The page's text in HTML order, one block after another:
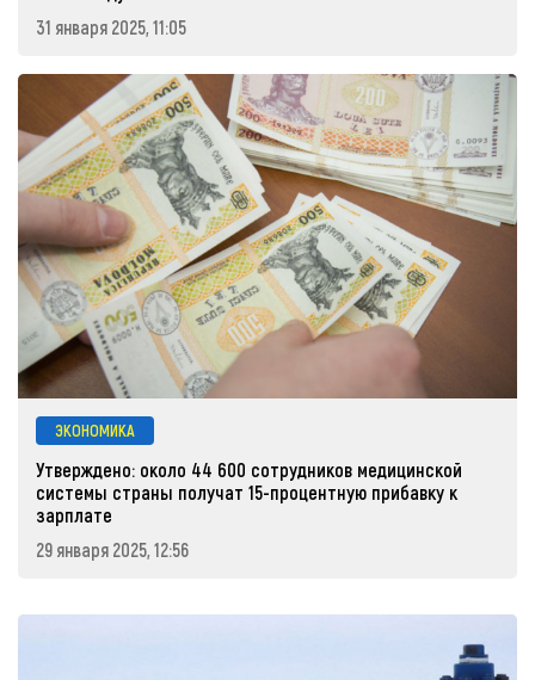
31 января 2025, 11:05
ЭКОНОМИКА
Утверждено: около 44 600 сотрудников медицинской
системы страны получат 15-процентную прибавку к
зарплате
29 января 2025, 12:56